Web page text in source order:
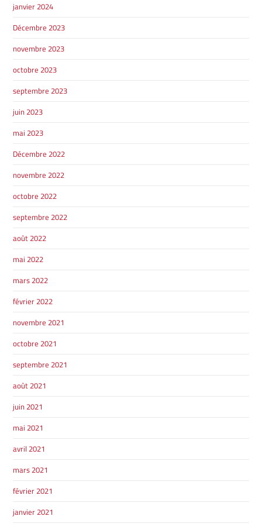
janvier 2024
Décembre 2023
novembre 2023
octobre 2023
septembre 2023
juin 2023
mai 2023
Décembre 2022
novembre 2022
octobre 2022
septembre 2022
août 2022
mai 2022
mars 2022
février 2022
novembre 2021
octobre 2021
septembre 2021
août 2021
juin 2021
mai 2021
avril 2021
mars 2021
février 2021
janvier 2021